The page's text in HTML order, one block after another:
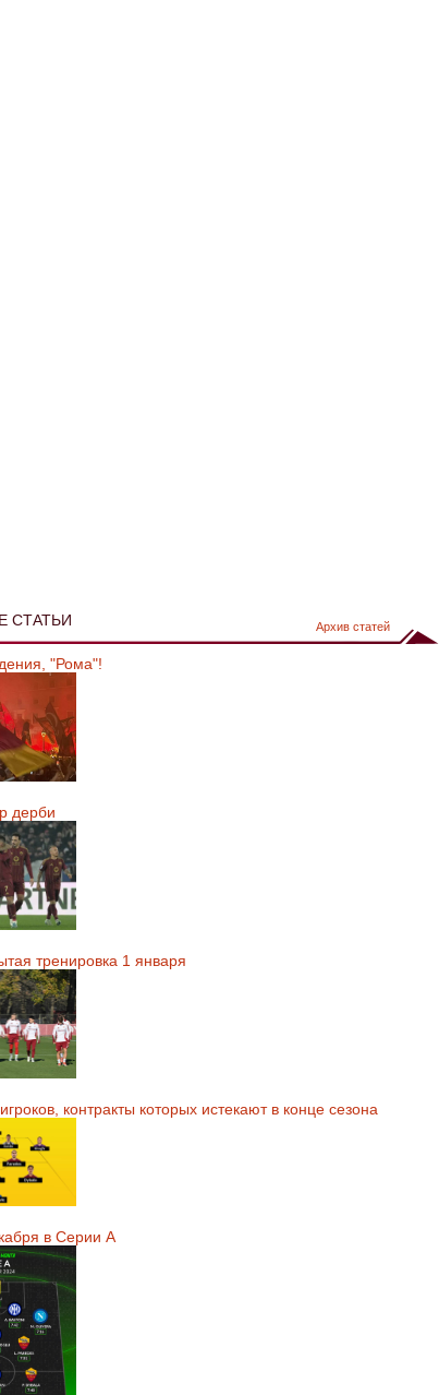
СТАТЬИ Архив статей
"Рома"!
дерби
тренировка 1 января
контракты которых истекают в конце сезона
в Серии А